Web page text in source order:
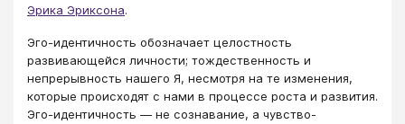
Эрика Эриксона.
Эго-идентичность обозначает целостность
развивающейся личности; тождественность и
непрерывность нашего Я, несмотря на те изменения,
которые происходят с нами в процессе роста и развития.
Эго-идентичность — не сознавание, а чувство-